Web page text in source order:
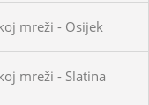
mreži - Osijek
mreži - Slatina